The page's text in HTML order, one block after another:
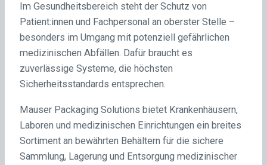
Im Gesundheitsbereich steht der Schutz von
Patient:innen und Fachpersonal an oberster Stelle –
besonders im Umgang mit potenziell gefährlichen
medizinischen Abfällen. Dafür braucht es
zuverlässige Systeme, die höchsten
Sicherheitsstandards entsprechen.
Mauser Packaging Solutions bietet Krankenhäusern,
Laboren und medizinischen Einrichtungen ein breites
Sortiment an bewährten Behältern für die sichere
Sammlung, Lagerung und Entsorgung medizinischer